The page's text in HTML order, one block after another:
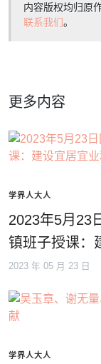
内容版权均归原
联系我们。
更多内容
学界人大人
2023年5月23
镇班子授课：
2023 年 05 月 23 日
学界人大人